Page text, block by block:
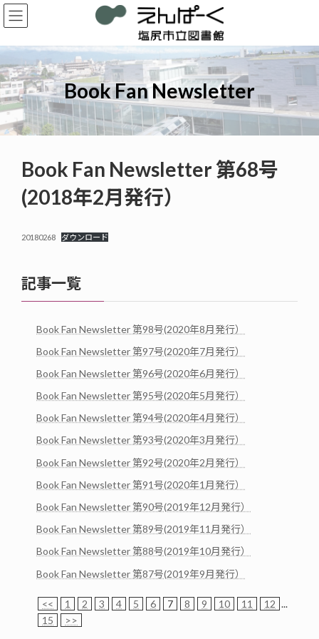
コ
ン
ン
ツ
へ
ス
キ
ッ
プ
ナ
ビ
ー
シ
ョ
ン
に
移
動
Book Fan Newsletter
Book Fan Newsletter 第68号
(2018年2月発行）
20180268 ダウンロード
記事一覧
Book Fan Newsletter 第98号(2020年8月発行）
Book Fan Newsletter 第97号(2020年7月発行）
Book Fan Newsletter 第96号(2020年6月発行）
Book Fan Newsletter 第95号(2020年5月発行）
Book Fan Newsletter 第94号(2020年4月発行）
Book Fan Newsletter 第93号(2020年3月発行）
Book Fan Newsletter 第92号(2020年2月発行）
Book Fan Newsletter 第91号(2020年1月発行）
Book Fan Newsletter 第90号(2019年12月発行）
Book Fan Newsletter 第89号(2019年11月発行）
Book Fan Newsletter 第88号(2019年10月発行）
Book Fan Newsletter 第87号(2019年9月発行）
<< 1 2 3 4 5 6 7 8 9 10 11 12 ...
15
>>